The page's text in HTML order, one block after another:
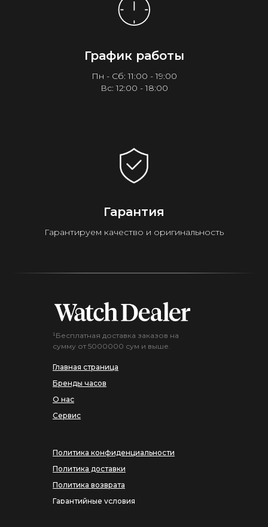
График работы
Пн - Сб: 11:00 - 19:00
Вс: 12:00 - 18:00
Гарантия
Гарантируем качество и оригинальность
Главная страница
Бренды часов
О нас
Сервис
¹Бесплатная доставка заказов на
сумму от 5000000 сум и выше.
Политика конфиденциальности
Политика доставки
Политика возврата
Гарантийные условия